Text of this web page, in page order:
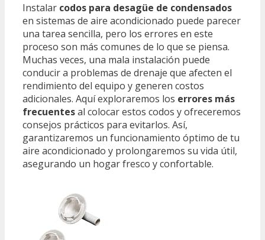
Instalar codos para desagüe de condensados
en sistemas de aire acondicionado puede parecer
una tarea sencilla, pero los errores en este
proceso son más comunes de lo que se piensa.
Muchas veces, una mala instalación puede
conducir a problemas de drenaje que afecten el
rendimiento del equipo y generen costos
adicionales. Aquí exploraremos los errores más
frecuentesal colocar estos codos y ofreceremos
consejos prácticos para evitarlos. Así,
garantizaremos un funcionamiento óptimo de tu
aire acondicionado y prolongaremos su vida útil,
asegurando un hogar fresco y confortable.